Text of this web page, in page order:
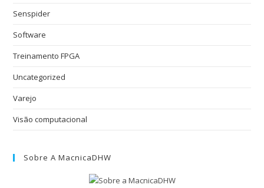
Senspider
Software
Treinamento FPGA
Uncategorized
Varejo
Visão computacional
Sobre A MacnicaDHW